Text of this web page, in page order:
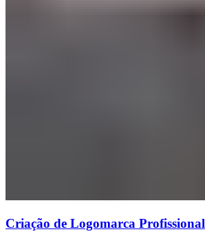
Criação de Logomarca Profissional